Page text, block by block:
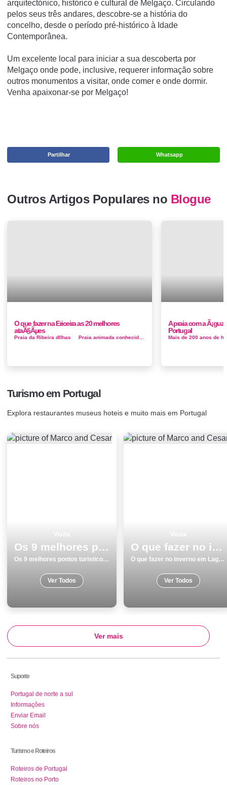
arquitectónico, histórico e cultural de Melgaço. Circulando
pelos seus três andares, descobre-se a história do
concelho, desde o período pré-histórico à Idade
Contemporânea.
Um excelente local para iniciar a sua descoberta por
Melgaço onde pode, inclusive, requerer informação sobre
outros monumentos a visitar, onde comer e onde dormir.
Venha apaixonar-se por Melgaço!
Whatsapp
Partilhar
Outros Artigos Populares no Blogue
O que fazer na Ericeira as 20 melhores
ataÃ§Ãµes
A praia com a
Portugal
Turismo em Portugal
Explora restaurantes museus hoteis e muito mais em Portugal
Os 9 melhores pontos turisticos para conhecer e visitar em BraganÃ§a
Os 9 melhores pontos turisticos para conhecer e visitar em BraganÃ§a
Ver Todos
O que fazer no inverno em Lagoa os 20 melhores locais
O que fazer no inverno em Lagoa os 20 melhores locais
Ver Todos
Ver mais
Suporte
Portugal de norte a sul
Informações
Enviar Email
Sobre nós
Turismo e Roteiros
Roteiros de Portugal
Roteiros no Porto